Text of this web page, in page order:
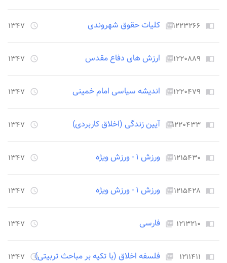
import_contacts ۱۲۲۳۲۶۶picture_as_pdf کلیات حقوق شهروندی access_time ۱۳۴۷ روز قبل
import_contacts ۱۲۲۰۸۸۹picture_as_pdf ارزش های دفاع مقدس access_time ۱۳۴۷ روز قبل
import_contacts ۱۲۲۰۴۷۹picture_as_pdf اندیشه سیاسی امام خمینی access_time ۱۳۴۷ روز قبل
import_contacts ۱۲۲۰۴۳۳picture_as_pdf آیین زندگی (اخلاق کاربردی) access_time ۱۳۴۷ روز قبل
import_contacts ۱۲۱۵۴۳۰picture_as_pdf ورزش ۱ - ورزش ویژه access_time ۱۳۴۷ روز قبل
import_contacts ۱۲۱۵۴۲۸picture_as_pdf ورزش ۱ - ورزش ویژه access_time ۱۳۴۷ روز قبل
import_contacts ۱۲۱۳۲۱۰ picture_as_pdf فارسی access_time ۱۳۴۷ روز قبل
import_contacts ۱۲۱۱۴۱۱ picture_as_pdf فلسفه اخلاق (با تکیه بر مباحث تربیتی)access_time ۱۳۴۷ روز قبل